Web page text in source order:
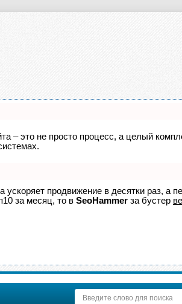
– это не просто процесс, а целый
ускоряет продвижение в десятки раз, а
за месяц, то в SeoHammer за бустер